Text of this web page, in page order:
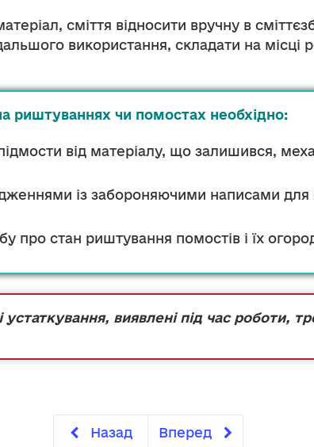
сміття відносити вручну в
використання, складати на місці
риштуваннях чи помостах необхідно:
від матеріалу, що залишився,
із забороняючими написами для
про стан риштування помостів і їх
устаткування, виявлені під час роботи,
Назад Вперед